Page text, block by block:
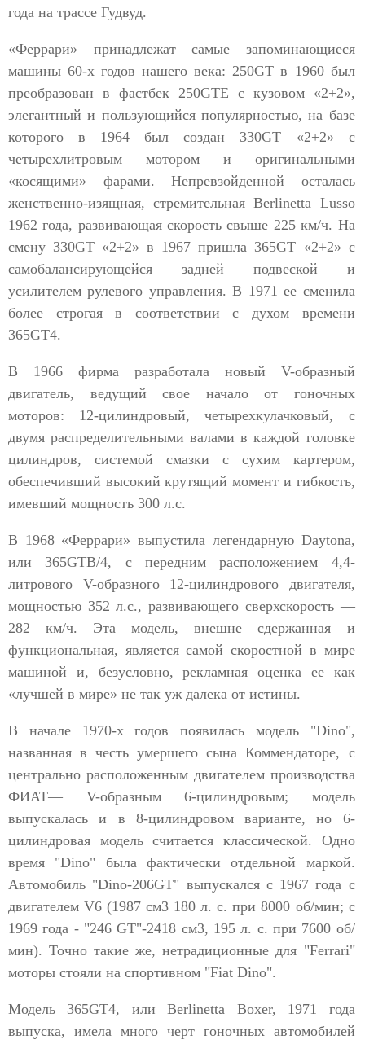
года на трассе Гудвуд.
«Феррари» принадлежат самые запоминающиеся
машины 60-х годов нашего века: 250GT в 1960 был
преобразован в фастбек 250GTE с кузовом «2+2»,
элегантный и пользующийся популярностью, на базе
которого в 1964 был создан 330GT «2+2» с
четырехлитровым мотором и оригинальными
«косящими» фарами. Непревзойденной осталась
женственно-изящная, стремительная Berlinetta Lusso
1962 года, развивающая скорость свыше 225 км/ч. На
смену 330GT «2+2» в 1967 пришла 365GT «2+2» с
самобалансирующейся задней подвеской и
усилителем рулевого управления. В 1971 ее сменила
более строгая в соответствии с духом времени
365GT4.
В 1966 фирма разработала новый V-образный
двигатель, ведущий свое начало от гоночных
моторов: 12-цилиндровый, четырехкулачковый, с
двумя распределительными валами в каждой головке
цилиндров, системой смазки с сухим картером,
обеспечивший высокий крутящий момент и гибкость,
имевший мощность 300 л.с.
В 1968 «Феррари» выпустила легендарную Daytona,
или 365GTB/4, с передним расположением 4,4-
литрового V-образного 12-цилиндрового двигателя,
мощностью 352 л.с., развивающего сверхскорость —
282 км/ч. Эта модель, внешне сдержанная и
функциональная, является самой скоростной в мире
машиной и, безусловно, рекламная оценка ее как
«лучшей в мире» не так уж далека от истины.
В начале 1970-х годов появилась модель "Dino",
названная в честь умершего сына Коммендаторе, с
центрально расположенным двигателем производства
ФИАТ— V-образным 6-цилиндровым; модель
выпускалась и в 8-цилиндровом варианте, но 6-
цилиндровая модель считается классической. Одно
время "Dino" была фактически отдельной маркой.
Автомобиль "Dino-206GТ" выпускался с 1967 года с
двигателем V6 (1987 см3 180 л. с. при 8000 об/мин; с
1969 года - "246 GT"-2418 см3, 195 л. с. при 7600 об/
мин). Точно такие же, нетрадиционные для "Ferrari"
моторы стояли на спортивном "Fiat Dino".
Модель 365GT4, или Berlinetta Boxer, 1971 года
выпуска, имела много черт гоночных автомобилей